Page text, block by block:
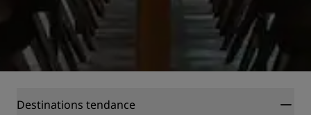
Destinations tendance